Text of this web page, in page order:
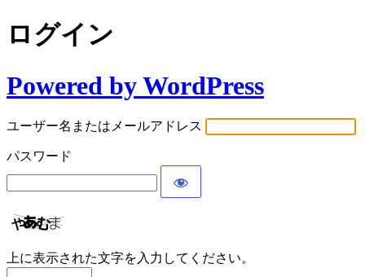
ログイン
Powered by WordPress
ユーザー名またはメールアドレス
パスワード
上に表示された文字を入力してください。